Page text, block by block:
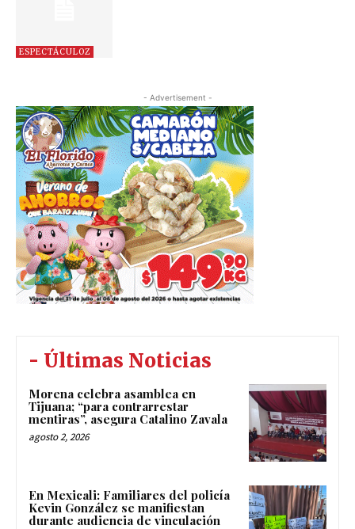
ESPECTÁCULOZ
- Advertisement -
- Últimas Noticias
Morena celebra asamblea en
Tijuana; “para contrarrestar
mentiras”, asegura Catalino Zavala
agosto 2, 2026
En Mexicali: Familiares del policía
Kevin González se manifiestan
durante audiencia de vinculación